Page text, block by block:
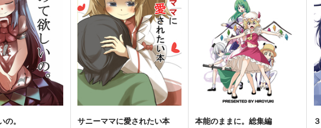
。
サニーママに愛されたい本
本能のままに。総集編